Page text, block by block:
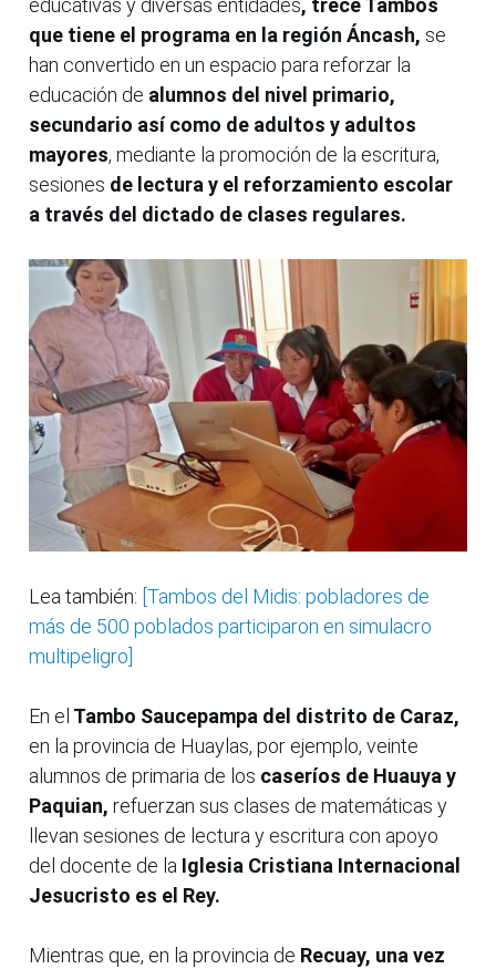
educativas y diversas entidades, trece Tambos
que tiene el programa en la región Áncash, se
han convertido en un espacio para reforzar la
educación de alumnos del nivel primario,
secundario así como de adultos y adultos
mayores, mediante la promoción de la escritura,
sesiones de lectura y el reforzamiento escolar
a través del dictado de clases regulares.
Lea también: [Tambos del Midis: pobladores de
más de 500 poblados participaron en simulacro
multipeligro]
En el Tambo Saucepampa del distrito de Caraz,
en la provincia de Huaylas, por ejemplo, veinte
alumnos de primaria de los caseríos de Huauya y
Paquian, refuerzan sus clases de matemáticas y
llevan sesiones de lectura y escritura con apoyo
del docente de la Iglesia Cristiana Internacional
Jesucristo es el Rey.
Mientras que, en la provincia de Recuay, una vez